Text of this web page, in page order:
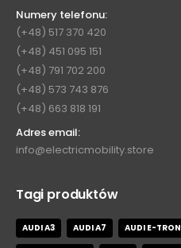
Numery telefonu:
(+48) 517 370 420
(+48) 451 095 151
(+48) 791 702 200
(+48) 573 743 876
(+48) 663 818 191
Adres email:
info@electricmobility.store
Tagi produktów
AUDI A3 AUDI A7 AUDI E-TRON